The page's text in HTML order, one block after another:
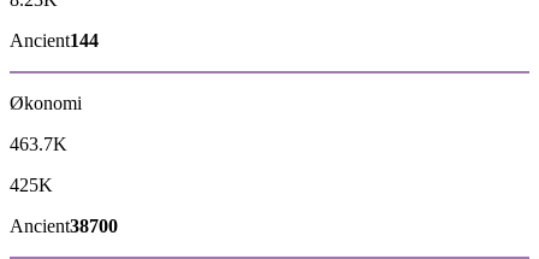
Ancient144
Økonomi
463.7K
425K
Ancient38700